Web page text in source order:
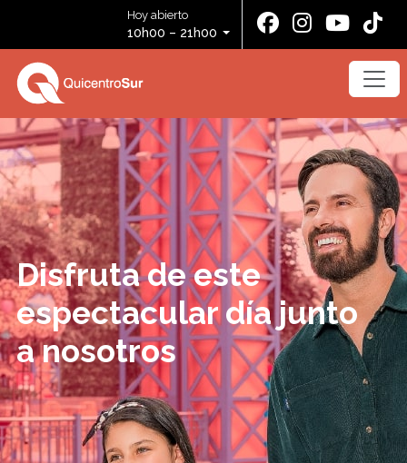
Hoy abierto
10h00 – 21h00
Disfruta de este
espectacular día junto
a nosotros